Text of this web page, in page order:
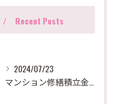
Recent Posts
2024/07/23